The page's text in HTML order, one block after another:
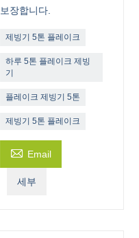
보장합니다.
제빙기 5톤 플레이크
하루 5톤 플레이크 제빙
기
플레이크 제빙기 5톤
제빙기 5톤 플레이크
 Email
세부